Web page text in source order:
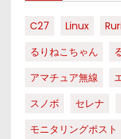
C27 Linux
るりねこちゃん
アマチュア無線
スノボ
セレナ
モニタリングポスト